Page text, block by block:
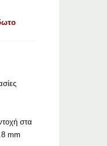
στα
mm